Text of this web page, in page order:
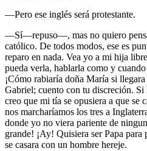
—Pero ese inglés será protestante.
—Sí—repuso—, mas no quiero
católico. De todos modos, ese es
reparo en nada. Vea yo a mi hija
pueda verla, hablarla como y
¡Cómo rabiaría doña María si
Gabriel; cuento con tu discreción.
creo que mi tía se opusiera a que se
nos marcharíamos los tres a
donde yo no viera pariente de
grande! ¡Ay! Quisiera ser Papa
se casara con un hombre hereje.